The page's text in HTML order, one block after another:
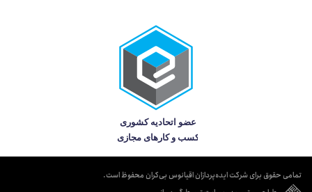
تمامی حقوق برای شرکت ایده‌پردازان اقیانوس بی‌کران محفوظ است.